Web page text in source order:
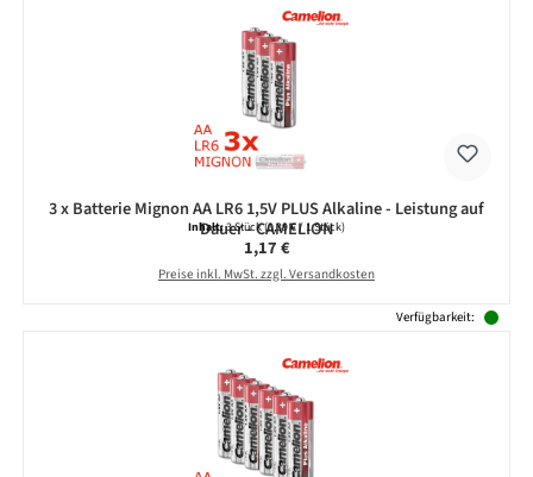
3 x Batterie Mignon AA LR6 1,5V PLUS Alkaline - Leistung auf
Dauer - CAMELION
Inhalt:3 Stück(0,39 € / 1 Stück)
Regulärer Preis:
1,17 €
Preise inkl. MwSt. zzgl. Versandkosten
Verfügbarkeit: